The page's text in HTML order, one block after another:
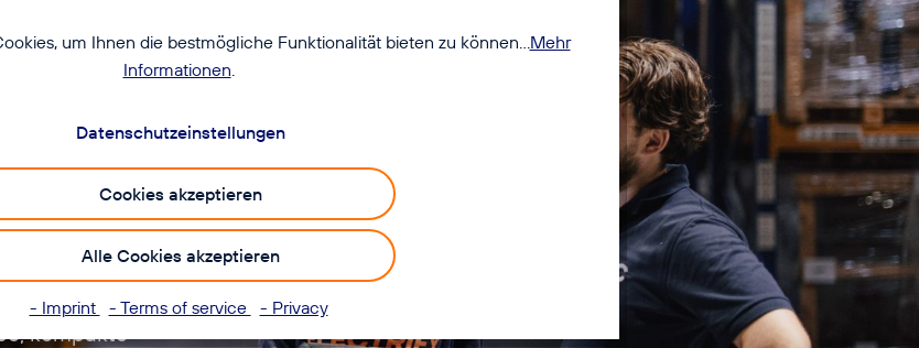
den
hohes
kompakte
um Ihnen die bestmögliche Funktionalität bieten zu können...Mehr
Informationen.
Datenschutzeinstellungen
Cookies akzeptieren
Alle Cookies akzeptieren
- Imprint - Terms of service - Privacy